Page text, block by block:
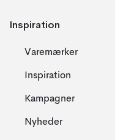
Inspiration
Varemærker
Inspiration
Kampagner
Nyheder